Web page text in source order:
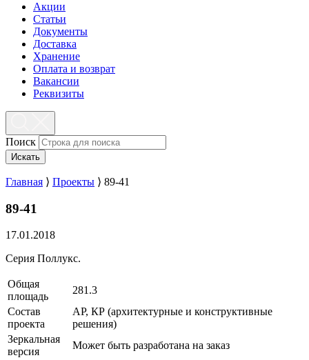
Акции
Статьи
Документы
Доставка
Хранение
Оплата и возврат
Вакансии
Реквизиты
Поиск
Искать
Главная ⟩ Проекты ⟩ 89-41
89-41
17.01.2018
Серия Поллукс.
Общая
площадь
281.3
Состав
проекта
АР, КР (архитектурные и конструктивные
решения)
Зеркальная
версия
Может быть разработана на заказ